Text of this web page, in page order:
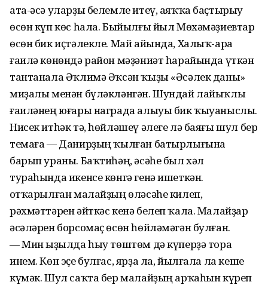
ата-әсә уларҙы белемле итеү, аяҡҡа баҫтырыу
өсөн күп көс һала. Быйылғы йыл Мөхәмәҙиевтар
өсөн бик иҫтәлекле. Май айында, Халыҡ-ара
ғаилә көнөндә район мәҙәниәт һарайында үткән
тантанала Әҡлимә Әҡсән ҡыҙы «Әсәлек даны»
миҙалы менән бүләкләнгән. Шундай лайыҡлы
ғаиләнең юғары награда алыуы бик ҡыуаныслы.
Нисек итһәк тә, һөйләшеү әлеге лә баяғы шул бер
темаға — Данирҙың ҡылған батырлығына
барып ураны. Баҡтиһәң, әсәһе был хәл
тураһында икенсе көнгә генә ишеткән.
Ҡотҡарылған малайҙың өләсәһе килеп,
рәхмәттәрен әйткәс кенә белеп ҡала. Малайҙар
әсәләрен борсомаҫ өсөн һөйләмәгән булған.
— Мин Ҡыҙылда һыу төштөм дә күперҙә тора
инем. Көн эҫе булғас, ярҙа ла, йылғала ла кеше
күмәк. Шул саҡта бер малайҙың арҡаһын күреп